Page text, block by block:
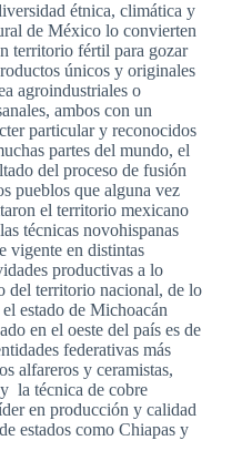
étnica, climática y
de México lo convierten
territorio fértil para gozar
únicos y originales
agroindustriales o
ambos con un
particular y reconocidos
partes del mundo, el
del proceso de fusión
pueblos que alguna vez
el territorio mexicano
técnicas novohispanas
vigente en distintas
productivas a lo
del territorio nacional, de lo
estado de Michoacán
en el oeste del país es de
federativas más
alfareros y ceramistas,
la técnica de cobre
en producción y calidad
estados como Chiapas y